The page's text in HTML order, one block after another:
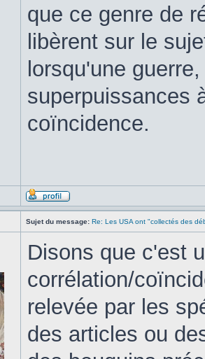
que ce genre de
libèrent sur le
lorsqu'une
superpuissances
coïncidence.
Sujet du message: Re: Les USA ont "collectés des
Disons que c'est
corrélation/
relevée par les
des articles ou